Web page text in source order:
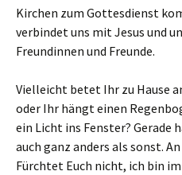
Kirchen zum Gottesdienst
verbindet uns mit Jesus und
Freundinnen und Freunde.
Vielleicht betet Ihr zu Hause
oder Ihr hängt einen
ein Licht ins Fenster? Gerade
auch ganz anders als sonst.
Fürchtet Euch nicht, ich bin